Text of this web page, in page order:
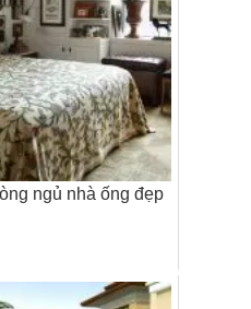
ngủ nhà ống đẹp